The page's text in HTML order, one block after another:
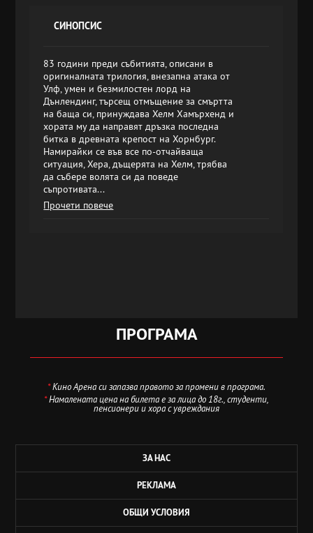
СИНОПСИС
83 години преди събитията, описани в
оригиналната трилогия, внезапна атака от
Улф, умен и безмилостен лорд на
Дънлендинг, търсещ отмъщение за смъртта
на баща си, принуждава Хелм Хамърхенд и
хората му да направят дръзка последна
битка в древната крепост на Хорнбург.
Намирайки се във все по-отчайваща
ситуация, Хера, дъщерята на Хелм, трябва
да събере волята си да поведе
съпротивата...
Прочети повече
ПРОГРАМА
*Кино Арена си запазва правото за промени в програма.
*Намалената цена на билета е за лица до 18г., студенти,
пенсионери и хора с увреждания
ЗА НАС
РЕКЛАМА
ОБЩИ УСЛОВИЯ